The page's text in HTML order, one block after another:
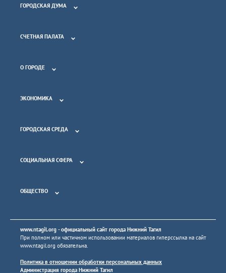
ГОРОДСКАЯ ДУМА
СЧЕТНАЯ ПАЛАТА
О ГОРОДЕ
ЭКОНОМИКА
ГОРОДСКАЯ СРЕДА
СОЦИАЛЬНАЯ СФЕРА
ОБЩЕСТВО
www.ntagil.org - официальный сайт города Нижний Тагил
При полном или частичном использовании материалов гиперссылка на сайт
www.ntagil.org обязательна.
Политика в отношении обработки персональных данных
Администрация города Нижний Тагил